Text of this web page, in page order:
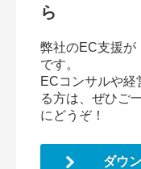
ら
弊社のEC支援が
です。
ECコンサルや
る方は、ぜひご
にどうぞ！
ダウ